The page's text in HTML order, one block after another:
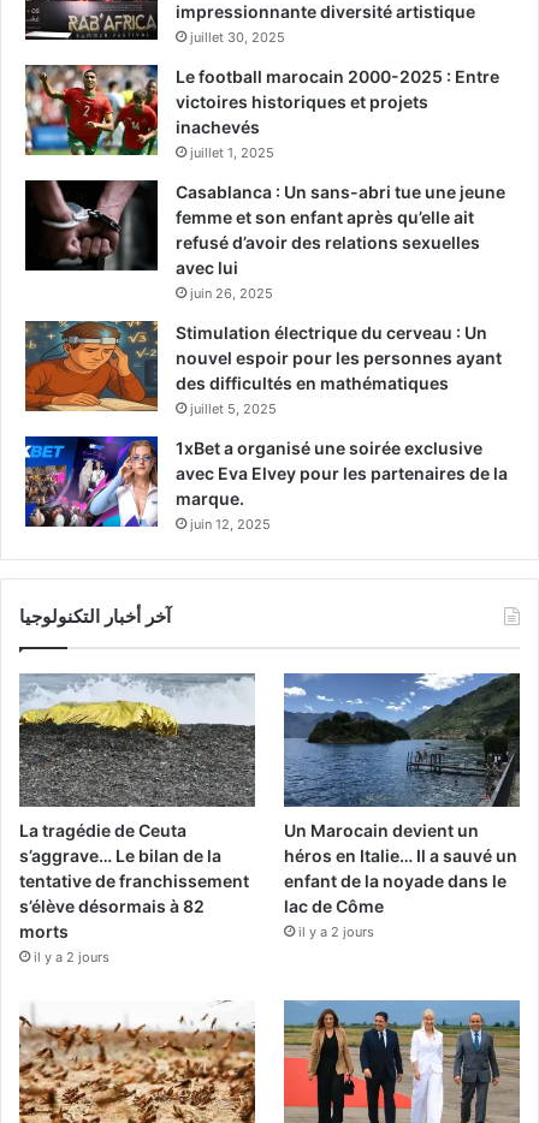
impressionnante diversité artistique
juillet 30, 2025
Le football marocain 2000-2025 : Entre
victoires historiques et projets
inachevés
juillet 1, 2025
Casablanca : Un sans-abri tue une jeune
femme et son enfant après qu’elle ait
refusé d’avoir des relations sexuelles
avec lui
juin 26, 2025
Stimulation électrique du cerveau : Un
nouvel espoir pour les personnes ayant
des difficultés en mathématiques
juillet 5, 2025
1xBet a organisé une soirée exclusive
avec Eva Elvey pour les partenaires de la
marque.
juin 12, 2025
آخر أخبار التكنولوجيا
La tragédie de Ceuta
s’aggrave… Le bilan de la
tentative de franchissement
s’élève désormais à 82
morts
il y a 2 jours
Un Marocain devient un
héros en Italie… Il a sauvé un
enfant de la noyade dans le
lac de Côme
il y a 2 jours